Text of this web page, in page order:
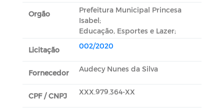
Orgão
Prefeitura Municipal Princesa
Isabel;
Educação, Esportes e Lazer;
Licitação 002/2020
Fornecedor Audecy Nunes da Silva
CPF / CNPJ XXX.979.364-XX